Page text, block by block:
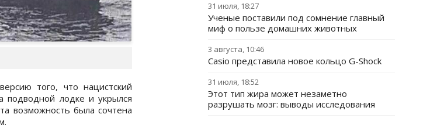
того, что нацистский
подводной лодке и укрылся
возможность была сочтена
31 июля, 18:27
Ученые поставили под сомнение главный
миф о пользе домашних животных
3 августа, 10:46
Casio представила новое кольцо G-Shock
31 июля, 18:52
Этот тип жира может незаметно
разрушать мозг: выводы исследования